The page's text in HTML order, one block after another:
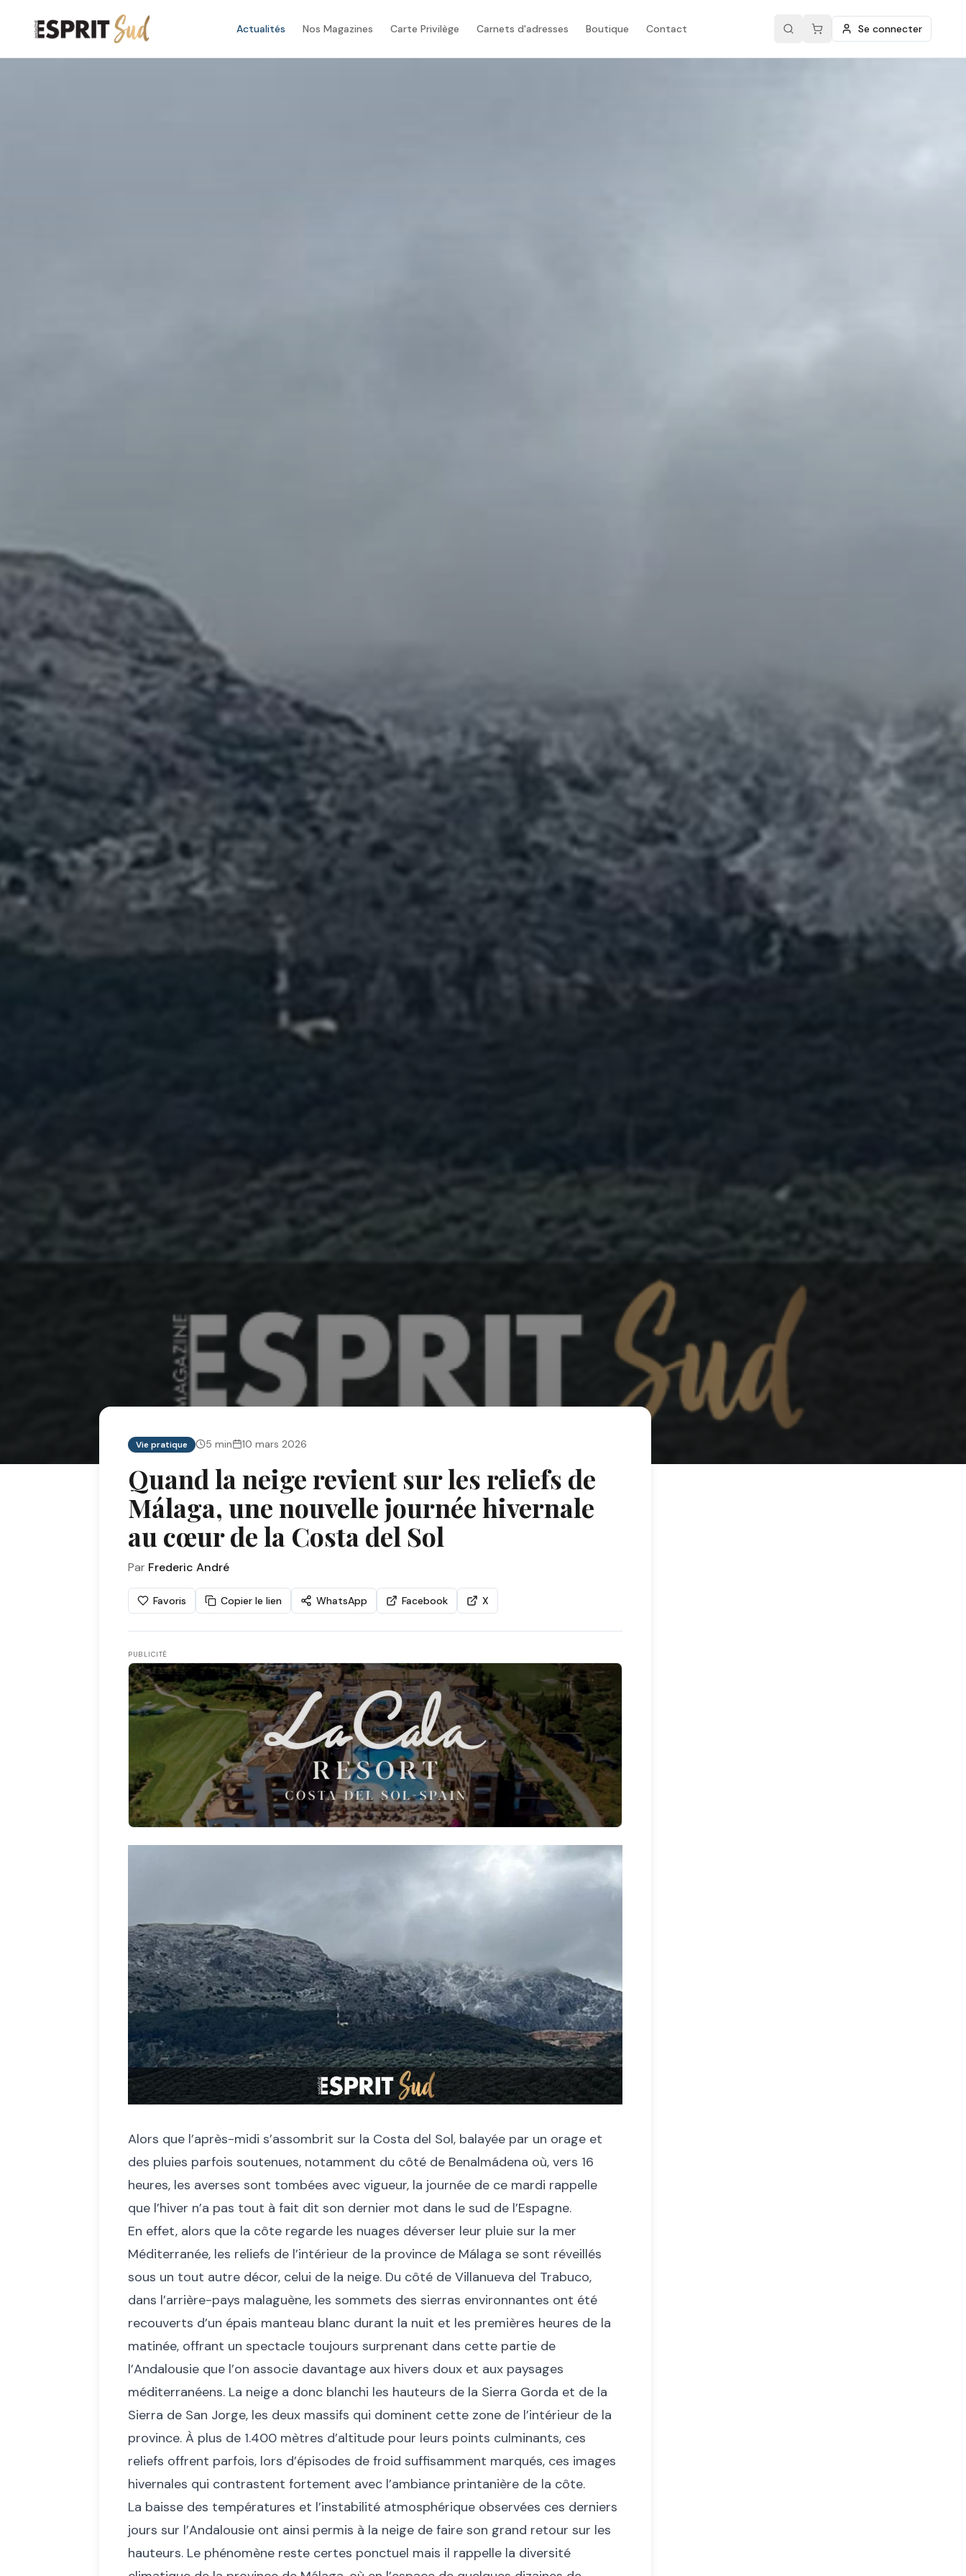
Actualités Nos Magazines Carte Privilège Carnets d'adresses Boutique Contact Se connecter
Vie pratique 5 min 10 mars 2026
Quand la neige revient sur les reliefs de
Málaga, une nouvelle journée hivernale
au cœur de la Costa del Sol
Par Frederic André
Favoris Copier le lien WhatsApp Facebook X
PUBLICITÉ
Alors que l’après-midi s’assombrit sur la Costa del Sol, balayée par un orage et
des pluies parfois soutenues, notamment du côté de Benalmádena où, vers 16
heures, les averses sont tombées avec vigueur, la journée de ce mardi rappelle
que l’hiver n’a pas tout à fait dit son dernier mot dans le sud de l’Espagne.
En effet, alors que la côte regarde les nuages déverser leur pluie sur la mer
Méditerranée, les reliefs de l’intérieur de la province de Málaga se sont réveillés
sous un tout autre décor, celui de la neige. Du côté de Villanueva del Trabuco,
dans l’arrière-pays malaguène, les sommets des sierras environnantes ont été
recouverts d’un épais manteau blanc durant la nuit et les premières heures de la
matinée, offrant un spectacle toujours surprenant dans cette partie de
l’Andalousie que l’on associe davantage aux hivers doux et aux paysages
méditerranéens. La neige a donc blanchi les hauteurs de la Sierra Gorda et de la
Sierra de San Jorge, les deux massifs qui dominent cette zone de l’intérieur de la
province. À plus de 1.400 mètres d’altitude pour leurs points culminants, ces
reliefs offrent parfois, lors d’épisodes de froid suffisamment marqués, ces images
hivernales qui contrastent fortement avec l’ambiance printanière de la côte.
La baisse des températures et l’instabilité atmosphérique observées ces derniers
jours sur l’Andalousie ont ainsi permis à la neige de faire son grand retour sur les
hauteurs. Le phénomène reste certes ponctuel mais il rappelle la diversité